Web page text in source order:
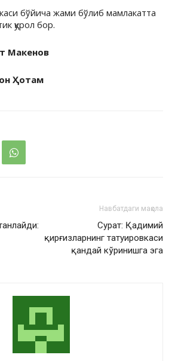
бўйича жами бўлиб мамлакатта
қурол бор.
Макенов
Ҳотам
Навбатдаги мақола
Cурат: Қадимий
қирғизларнинг татуировкаси
қандай кўринишга эга